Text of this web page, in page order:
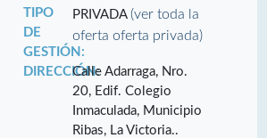
TIPO
DE
GESTIÓN:
PRIVADA(ver toda la
oferta oferta privada)
DIRECCIÓN:Calle Adarraga, Nro.
20, Edif. Colegio
Inmaculada, Municipio
Ribas, La Victoria..